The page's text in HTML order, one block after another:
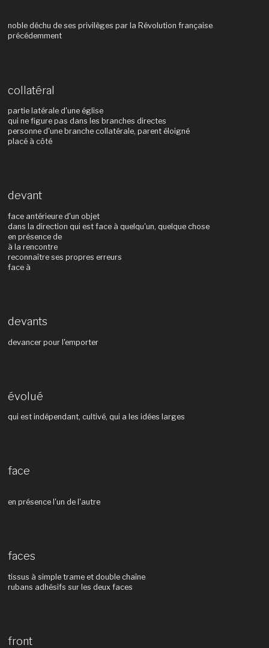
noble déchu de ses privilèges par la Révolution française
précédemment
collatéral
partie latérale d'une église
qui ne figure pas dans les branches directes
personne d'une branche collatérale, parent éloigné
placé à côté
devant
face antérieure d'un objet
dans la direction qui est face à quelqu'un, quelque chose
en présence de
à la rencontre
reconnaître ses propres erreurs
face à
devants
devancer pour l'emporter
évolué
qui est indépendant, cultivé, qui a les idées larges
face
en présence l'un de l'autre
faces
tissus à simple trame et double chaîne
rubans adhésifs sur les deux faces
front